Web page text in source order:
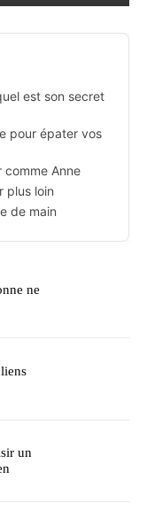
est son secret
pour épater vos
comme Anne
plus loin
de main
ne
un